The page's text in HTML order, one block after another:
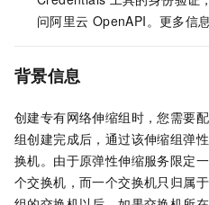
问阿里云 OpenAPI。更多信
背景信息
创建专有网络伸缩组时，您需要
组创建完成后，通过该伸缩组弹
换机。由于原弹性伸缩服务限定
个交换机，而一个交换机只归属